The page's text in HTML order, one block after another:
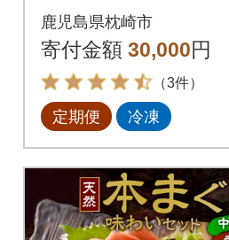
便(鹿児島県産黒豚・
鮪etc) DD-6008
鹿児島県枕崎市
寄付金額 30,000円
（3件）
定期便 冷凍